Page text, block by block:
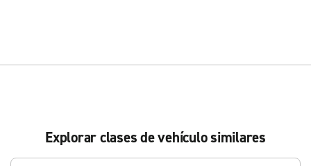
Explorar clases de vehículo similares